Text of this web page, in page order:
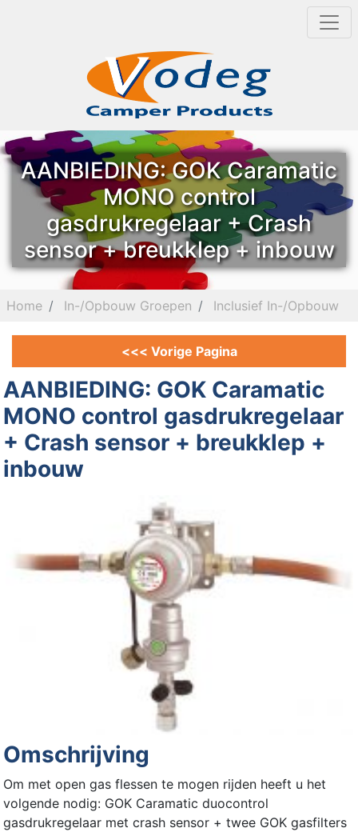
AANBIEDING: GOK Caramatic
MONO control
gasdrukregelaar + Crash
sensor + breukklep + inbouw
Home In-/Opbouw Groepen Inclusief In-/Opbouw
<<< Vorige Pagina
AANBIEDING: GOK Caramatic
MONO control gasdrukregelaar
+ Crash sensor + breukklep +
inbouw
Omschrijving
Om met open gas flessen te mogen rijden heeft u het
volgende nodig: GOK Caramatic duocontrol
gasdrukregelaar met crash sensor + twee GOK gasfilters